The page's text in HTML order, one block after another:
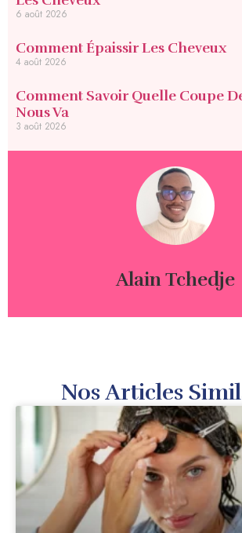
Alain Tchedje
6 août 2026
Comment Épaissir Les Cheveux
4 août 2026
Comment Savoir Quelle Coupe
Nous Va
3 août 2026
Nos Articles